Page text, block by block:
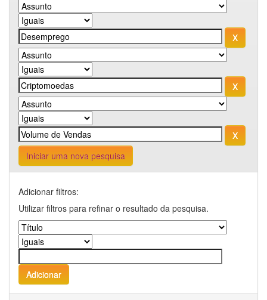
Iniciar uma nova pesquisa
Adicionar filtros:
Utilizar filtros para refinar o resultado da pesquisa.